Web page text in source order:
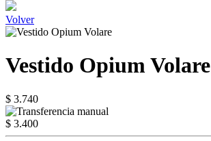
Volver
Vestido Opium Volare
$ 3.740
$ 3.400